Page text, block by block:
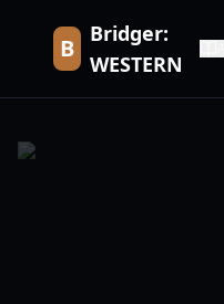
B
Bridger:
WESTERN